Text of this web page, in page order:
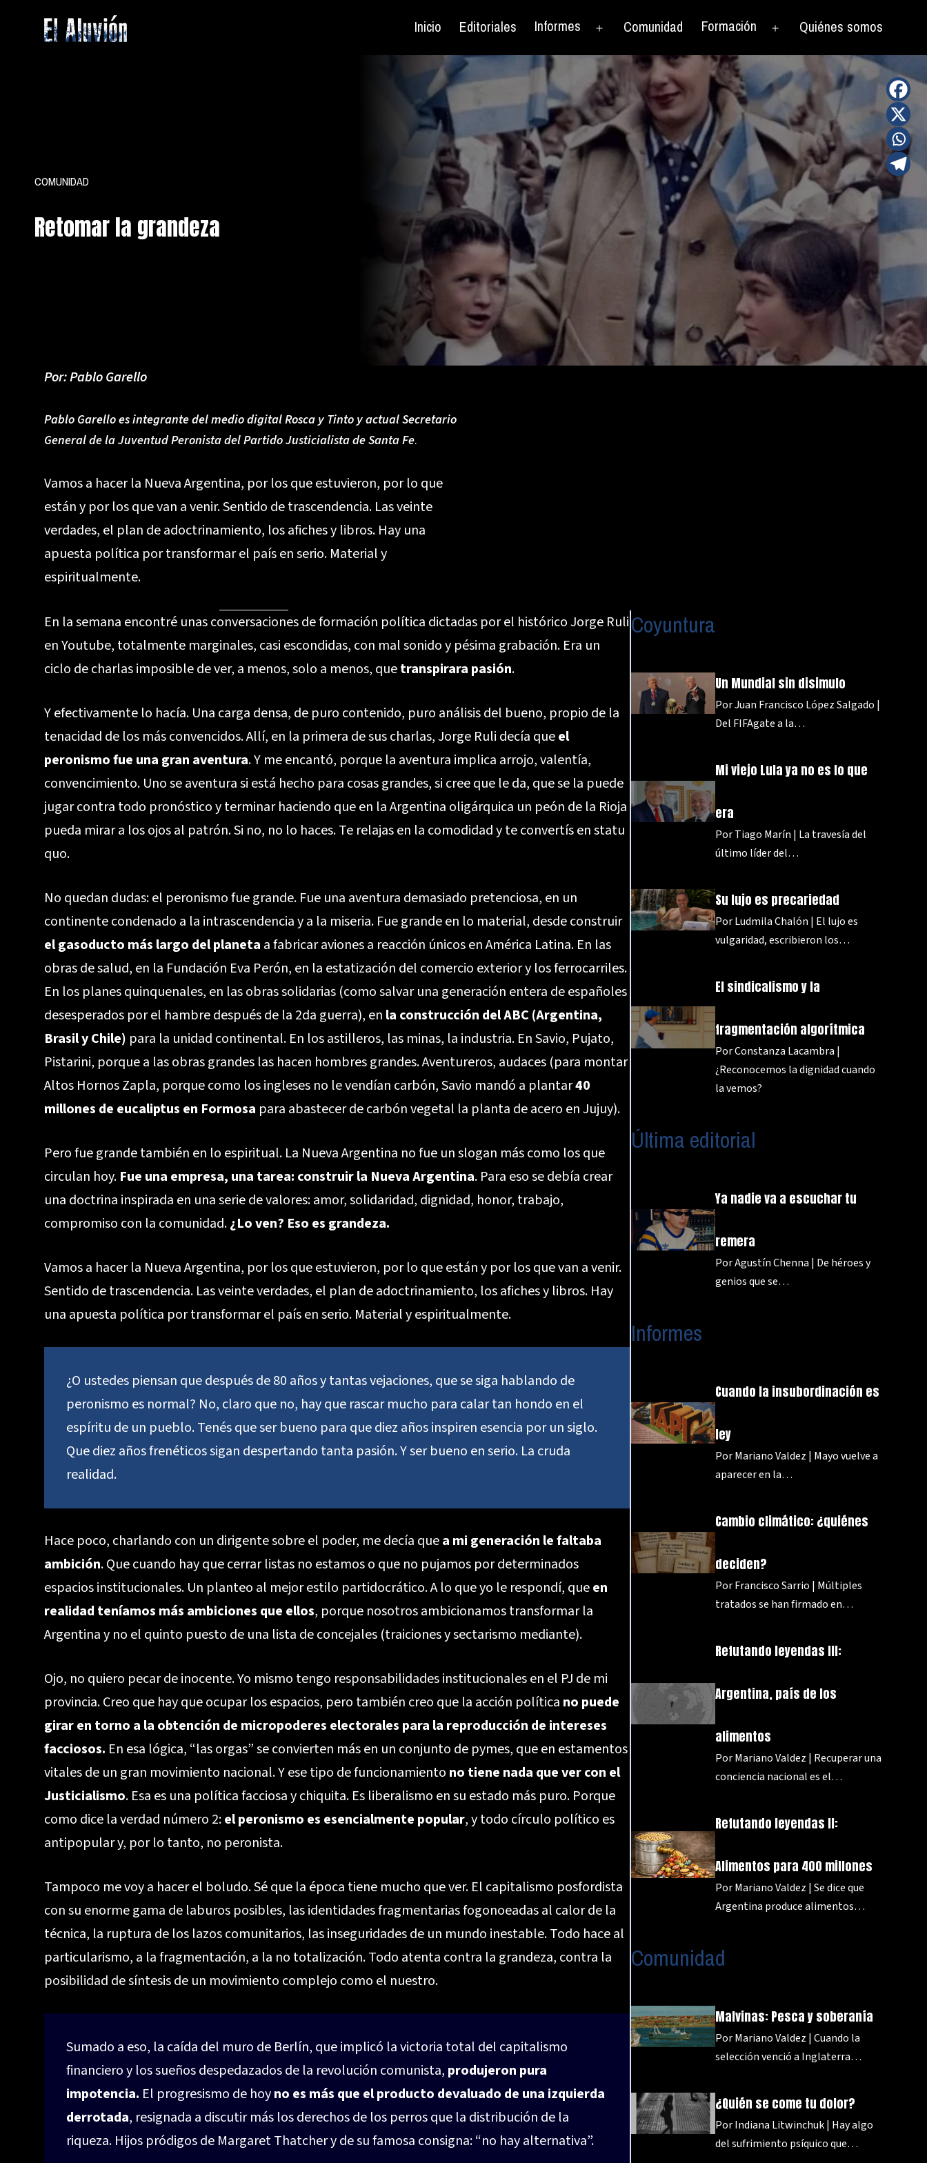
Inicio Editoriales Informes
Abrir
el
menú
Comunidad Formación
Abrir
el
menú
Quiénes somos
COMUNIDAD
Retomar la grandeza
Por:Pablo Garello
Pablo Garello es integrante del medio digital Rosca y Tinto y actual Secretario
General de la Juventud Peronista del Partido Justicialista de Santa Fe.
Vamos a hacer la Nueva Argentina, por los que estuvieron, por lo que
están y por los que van a venir. Sentido de trascendencia. Las veinte
verdades, el plan de adoctrinamiento, los afiches y libros. Hay una
apuesta política por transformar el país en serio. Material y
espiritualmente.
En la semana encontré unas conversaciones de formación política dictadas por el histórico Jorge Ruli
en Youtube, totalmente marginales, casi escondidas, con mal sonido y pésima grabación. Era un
ciclo de charlas imposible de ver, a menos, solo a menos, quetranspirara pasión.
Y efectivamente lo hacía. Una carga densa, de puro contenido, puro análisis del bueno, propio de la
tenacidad de los más convencidos. Allí, en la primera de sus charlas, Jorge Ruli decía queel
peronismo fue una gran aventura. Y me encantó, porque la aventura implica arrojo, valentía,
convencimiento. Uno se aventura si está hecho para cosas grandes, si cree que le da, que se la puede
jugar contra todo pronóstico y terminar haciendo que en la Argentina oligárquica un peón de la Rioja
pueda mirar a los ojos al patrón. Si no, no lo haces. Te relajas en la comodidad y te convertís en statu
quo.
No quedan dudas: el peronismo fue grande. Fue una aventura demasiado pretenciosa, en un
continente condenado a la intrascendencia y a la miseria. Fue grande en lo material, desde construir
el gasoducto más largo del planeta a fabricar aviones a reacción únicos en América Latina. En las
obras de salud, en la Fundación Eva Perón, en la estatización del comercio exterior y los ferrocarriles.
En los planes quinquenales, en las obras solidarias (como salvar una generación entera de españoles
desesperados por el hambre después de la 2da guerra), en la construcción del ABC (Argentina,
Brasil y Chile) para la unidad continental. En los astilleros, las minas, la industria. En Savio, Pujato,
Pistarini, porque a las obras grandes las hacen hombres grandes. Aventureros, audaces (para montar
Altos Hornos Zapla, porque como los ingleses no le vendían carbón, Savio mandó a plantar40
millones de eucaliptus en Formosa para abastecer de carbón vegetal la planta de acero en Jujuy).
Pero fue grande también en lo espiritual. La Nueva Argentina no fue un slogan más como los que
circulan hoy. Fue una empresa, una tarea: construir la Nueva Argentina. Para eso se debía crear
una doctrina inspirada en una serie de valores: amor, solidaridad, dignidad, honor, trabajo,
compromiso con la comunidad.¿Lo ven? Eso es grandeza.
Vamos a hacer la Nueva Argentina, por los que estuvieron, por lo que están y por los que van a venir.
Sentido de trascendencia. Las veinte verdades, el plan de adoctrinamiento, los afiches y libros. Hay
una apuesta política por transformar el país en serio. Material y espiritualmente.
¿O ustedes piensan que después de 80 años y tantas vejaciones, que se siga hablando de
peronismo es normal? No, claro que no, hay que rascar mucho para calar tan hondo en el
espíritu de un pueblo. Tenés que ser bueno para que diez años inspiren esencia por un siglo.
Que diez años frenéticos sigan despertando tanta pasión. Y ser bueno en serio. La cruda
realidad.
Hace poco, charlando con un dirigente sobre el poder, me decía quea mi generación le faltaba
ambición. Que cuando hay que cerrar listas no estamos o que no pujamos por determinados
espacios institucionales. Un planteo al mejor estilo partidocrático. A lo que yo le respondí, queen
realidad teníamos más ambiciones que ellos, porque nosotros ambicionamos transformar la
Argentina y no el quinto puesto de una lista de concejales (traiciones y sectarismo mediante).
Ojo, no quiero pecar de inocente. Yo mismo tengo responsabilidades institucionales en el PJ de mi
provincia. Creo que hay que ocupar los espacios, pero también creo que la acción política no puede
girar en torno a la obtención de micropoderes electorales para la reproducción de intereses
facciosos. En esa lógica, “las orgas” se convierten más en un conjunto de pymes, que en estamentos
vitales de un gran movimiento nacional. Y ese tipo de funcionamiento no tiene nada que ver con el
Justicialismo. Esa es una política facciosa y chiquita. Es liberalismo en su estado más puro. Porque
como dice la verdad número 2:el peronismo es esencialmente popular, y todo círculo político es
antipopular y, por lo tanto, no peronista.
Tampoco me voy a hacer el boludo. Sé que la época tiene mucho que ver. El capitalismo posfordista
con su enorme gama de laburos posibles, las identidades fragmentarias fogonoeadas al calor de la
técnica, la ruptura de los lazos comunitarios, las inseguridades de un mundo inestable. Todo hace al
particularismo, a la fragmentación, a la no totalización. Todo atenta contra la grandeza, contra la
posibilidad de síntesis de un movimiento complejo como el nuestro.
Sumado a eso, la caída del muro de Berlín, que implicó la victoria total del capitalismo
financiero y los sueños despedazados de la revolución comunista, produjeron pura
impotencia. El progresismo de hoyno es más que el producto devaluado de una izquierda
derrotada, resignada a discutir más los derechos de los perros que la distribución de la
riqueza. Hijos pródigos de Margaret Thatcher y de su famosa consigna: “no hay alternativa”.
Coyuntura
Un Mundial sin disimulo
Por Juan Francisco López Salgado |
Del FIFAgate a la…
Mi viejo Lula ya no es lo que
era
Por Tiago Marín | La travesía del
último líder del…
Su lujo es precariedad
Por Ludmila Chalón | El lujo es
vulgaridad, escribieron los…
El sindicalismo y la
fragmentación algorítmica
Por Constanza Lacambra |
¿Reconocemos la dignidad cuando
la vemos?
Última editorial
Ya nadie va a escuchar tu
remera
Por Agustín Chenna | De héroes y
genios que se…
Informes
Cuando la insubordinación es
ley
Por Mariano Valdez | Mayo vuelve a
aparecer en la…
Cambio climático: ¿quiénes
deciden?
Por Francisco Sarrio | Múltiples
tratados se han firmado en…
Refutando leyendas III:
Argentina, país de los
alimentos
Por Mariano Valdez | Recuperar una
conciencia nacional es el…
Refutando leyendas II:
Alimentos para 400 millones
Por Mariano Valdez | Se dice que
Argentina produce alimentos…
Comunidad
Malvinas: Pesca y soberanía
Por Mariano Valdez | Cuando la
selección venció a Inglaterra…
¿Quién se come tu dolor?
Por Indiana Litwinchuk | Hay algo
del sufrimiento psíquico que…